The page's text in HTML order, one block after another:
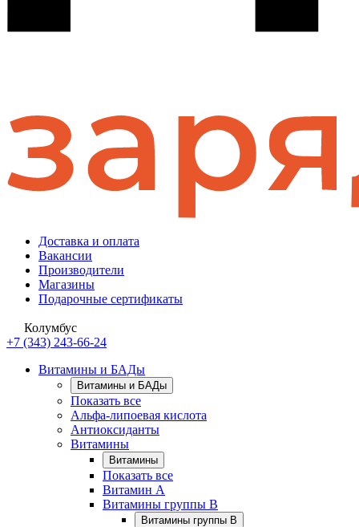
Доставка и оплата
Вакансии
Производители
Магазины
Подарочные сертификаты
Колумбус
+7 (343) 243-66-24
Витамины и БАДы
Витамины и БАДы
Показать все
Альфа-липоевая кислота
Антиоксиданты
Витамины
Витамины
Показать все
Витамин A
Витамины группы B
Витамины группы B